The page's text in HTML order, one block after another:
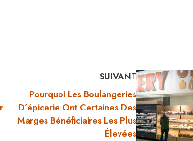
SUIVANT
Pourquoi Les Boulangeries
D’épicerie Ont Certaines Des
Marges Bénéficiaires Les Plus
Élevées